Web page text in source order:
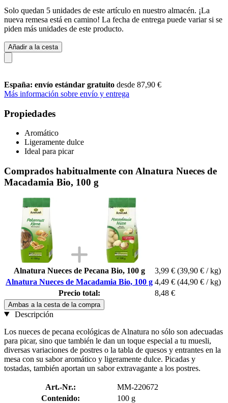
Solo quedan 5 unidades de este artículo en nuestro almacén. ¡La
nueva remesa está en camino! La fecha de entrega puede variar si se
piden más unidades de este producto.
Añadir a la cesta
España: envío estándar gratuito desde 87,90 €
Más información sobre envío y entrega
Propiedades
Aromático
Ligeramente dulce
Ideal para picar
Comprados habitualmente con Alnatura Nueces de
Macadamia Bio, 100 g
Alnatura Nueces de Pecana Bio, 100 g 3,99 € (39,90 € / kg)
Alnatura Nueces de Macadamia Bio, 100 g 4,49 € (44,90 € / kg)
Precio total:
8,48 €
Ambas a la cesta de la compra
Descripción
Los nueces de pecana ecológicas de Alnatura no sólo son adecuadas
para picar, sino que también le dan un toque especial a tu muesli,
diversas variaciones de postres o la tabla de quesos y entrantes en la
mesa con su sabor aromático y ligeramente dulce. Picadas y
tostadas, también aportan un sabor extravagante a los postres.
Art.-Nr.:
MM-220672
Contenido:
100 g